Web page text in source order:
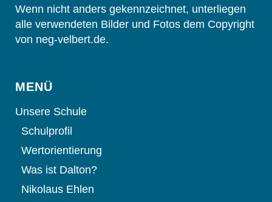
Wenn nicht anders gekennzeichnet, unterliegen
alle verwendeten Bilder und Fotos dem Copyright
von neg-velbert.de.
MENÜ
Unsere Schule
Schulprofil
Wertorientierung
Was ist Dalton?
Nikolaus Ehlen